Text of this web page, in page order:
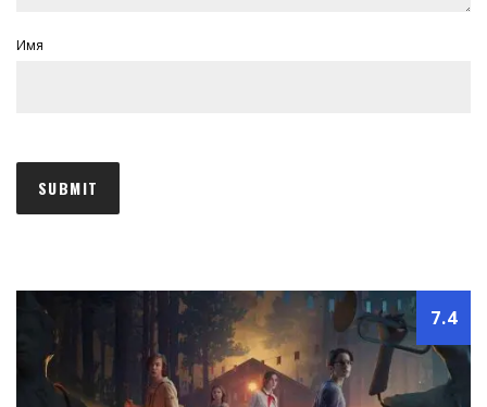
Имя
7.4